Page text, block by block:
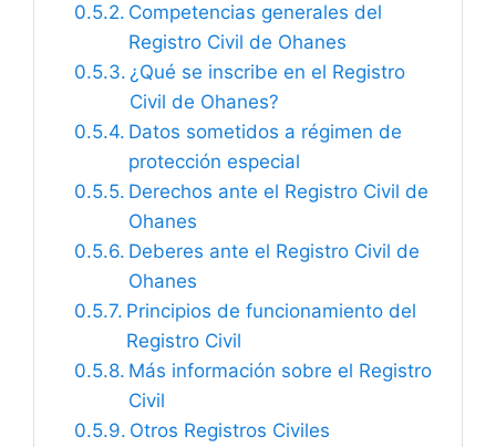
Competencias generales del
Registro Civil de Ohanes
¿Qué se inscribe en el Registro
Civil de Ohanes?
Datos sometidos a régimen de
protección especial
Derechos ante el Registro Civil de
Ohanes
Deberes ante el Registro Civil de
Ohanes
Principios de funcionamiento del
Registro Civil
Más información sobre el Registro
Civil
Otros Registros Civiles